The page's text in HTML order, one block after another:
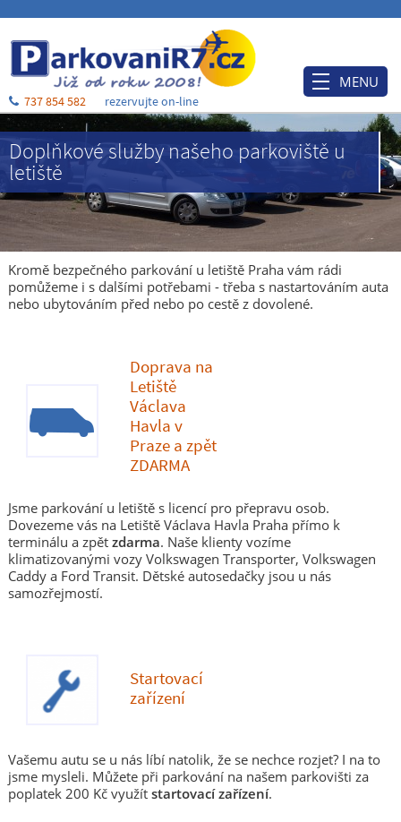
Doplňkové služby našeho parkoviště u
letiště
Kromě bezpečného parkování u letiště Praha vám rádi
pomůžeme i s dalšími potřebami - třeba s nastartováním auta
nebo ubytováním před nebo po cestě z dovolené.
Doprava na
Letiště
Václava
Havla v
Praze a zpět
ZDARMA
Jsme parkování u letiště s licencí pro přepravu osob.
Dovezeme vás na Letiště Václava Havla Praha přímo k
terminálu a zpětzdarma. Naše klienty vozíme
klimatizovanými vozy Volkswagen Transporter, Volkswagen
Caddy a Ford Transit. Dětské autosedačky jsou u nás
samozřejmostí.
Startovací
zařízení
Vašemu autu se u nás líbí natolik, že se nechce rozjet? I na to
jsme mysleli. Můžete při parkování na našem parkovišti za
poplatek 200 Kč využít startovací zařízení.
737 854 582 rezervujte on-line
MENU
Úvod
Ceník
Rezervace
Po příjezdu
Ubytování
O nás